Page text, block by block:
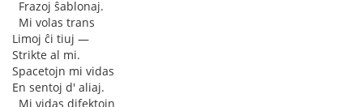
Frazoj ŝablonaj.
Mi volas trans
Limoj ĉi tiuj —
Strikte al mi.
Spacetojn mi vidas
En sentoj d' aliaj.
Mi vidas difektojn